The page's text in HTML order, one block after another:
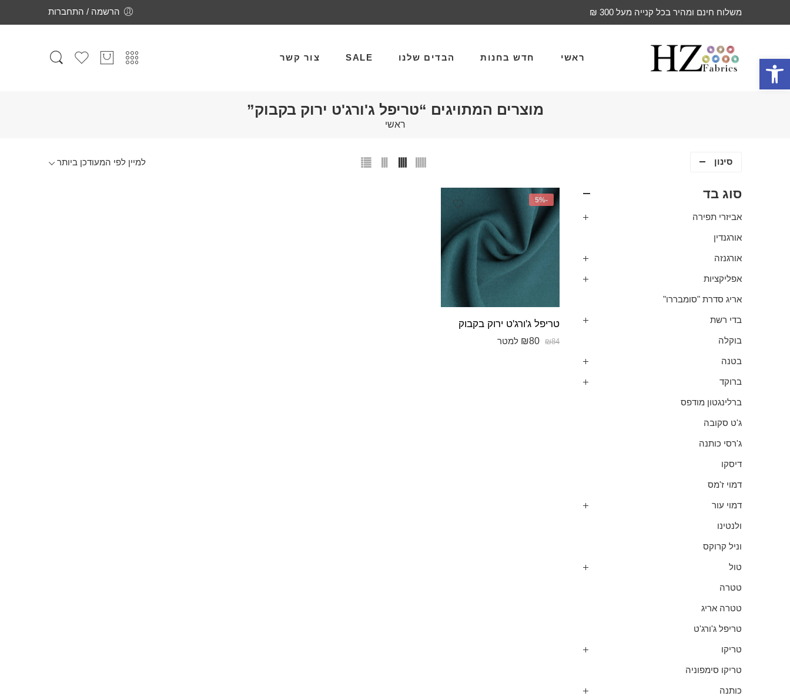
פתח סרגל נגישות
משלוח חינם ומהיר בכל קנייה מעל 300 ₪ הרשמה / התחברות
ראשי חדש בחנות הבדים שלנו SALE צור קשר
מוצרים המתויגים “טריפל ג'ורג'ט ירוק בקבוק”
ראשי
סינון
-5%
טריפל ג'ורג'ט ירוק בקבוק
₪84
₪80 למטר
סוג בד
אביזרי תפירה
אורגנדין
אורגנזה
אפליקציות
אריג סדרת "סומבררו"
בדי רשת
בוקלה
בטנה
ברוקד
ברלינגטון מודפס
ג'ט סקובה
ג'רסי כותנה
דיסקו
דמוי ז'מס
דמוי עור
ולנטינו
וניל קרוקס
טול
טטרה
טטרה אריג
טריפל ג'ורג'ט
טריקו
טריקו סימפוניה
כותנה